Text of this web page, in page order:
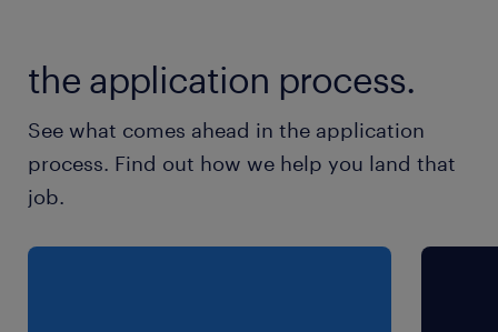
就業時間
残業
5～10h/月
the application process.
See what comes ahead in the application
process. Find out how we help you land that
job.